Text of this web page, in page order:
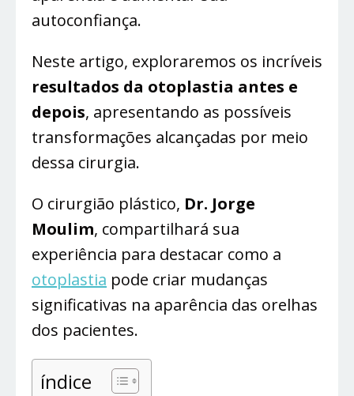
autoconfiança.
Neste artigo, exploraremos os incríveis
resultados da otoplastia antes e
depois, apresentando as possíveis
transformações alcançadas por meio
dessa cirurgia.
O cirurgião plástico, Dr. Jorge
Moulim, compartilhará sua
experiência para destacar como a
otoplastia pode criar mudanças
significativas na aparência das orelhas
dos pacientes.
índice